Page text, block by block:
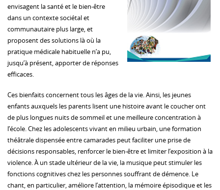
envisagent la santé et le bien-être
dans un contexte sociétal et
communautaire plus large, et
proposent des solutions là où la
pratique médicale habituelle n’a pu,
jusqu’à présent, apporter de réponses
efficaces.
Ces bienfaits concernent tous les âges de la vie. Ainsi, les jeunes
enfants auxquels les parents lisent une histoire avant le coucher ont
de plus longues nuits de sommeil et une meilleure concentration à
l’école. Chez les adolescents vivant en milieu urbain, une formation
théâtrale dispensée entre camarades peut faciliter une prise de
décisions responsables, renforcer le bien-être et limiter l’exposition à la
violence. À un stade ultérieur de la vie, la musique peut stimuler les
fonctions cognitives chez les personnes souffrant de démence. Le
chant, en particulier, améliore l’attention, la mémoire épisodique et les